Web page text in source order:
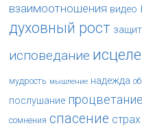
взаимоотношения видео
духовный рост
исповедание
мудрость мышление надежда
послушание процветание
сомнения спасение страх